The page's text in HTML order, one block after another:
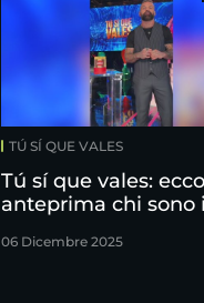
TÚ SÍ QUE VALES
Tú sí que vales:
anteprima chi sono
06 Dicembre 2025